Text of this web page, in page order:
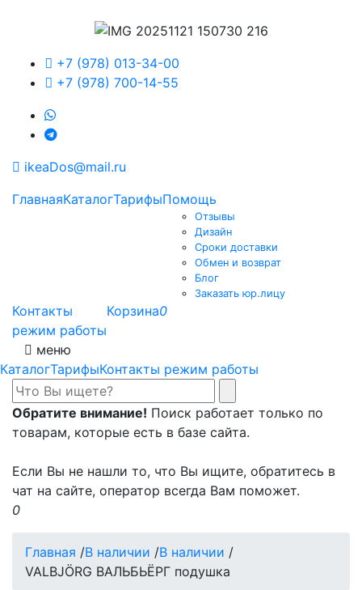
+7 (978) 013-34-00
+7 (978) 700-14-55
ikeaDos@mail.ru
ГлавнаяКаталогТарифыПомощь
Отзывы
Дизайн
Сроки доставки
Обмен и возврат
Блог
Заказать юр.лицу
Контакты
режим работы
Корзина0
меню
КаталогТарифыКонтакты режим работы
Обратите внимание! Поиск работает только по
товарам, которые есть в базе сайта.
Если Вы не нашли то, что Вы ищите, обратитесь в
чат на сайте, оператор всегда Вам поможет.
0
Главная /В наличии /В наличии /
VALBJÖRG ВАЛЬБЬЁРГ подушка